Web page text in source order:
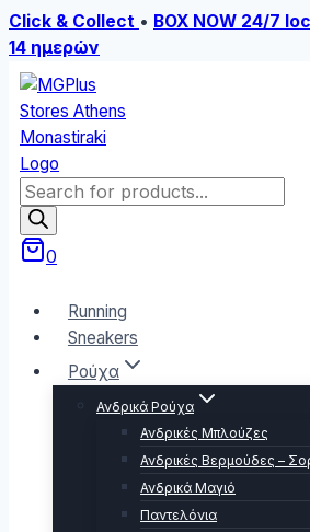
Click & Collect • BOX NOW 24/7
14 ημερών
Skip
to
content
Products
search
0
Running
Sneakers
Ρούχα
Ανδρικά Ρούχα
Ανδρικές Μπλούζες
Ανδρικές Βερμούδες –
Ανδρικά Μαγιό
Παντελόνια